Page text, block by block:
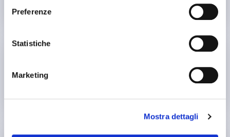
Preferenze
Statistiche
Marketing
Mostra dettagli
migliorare l'ampiezza di movimento articolare.
gli esercizi contro gravità aiutano a rafforzare i